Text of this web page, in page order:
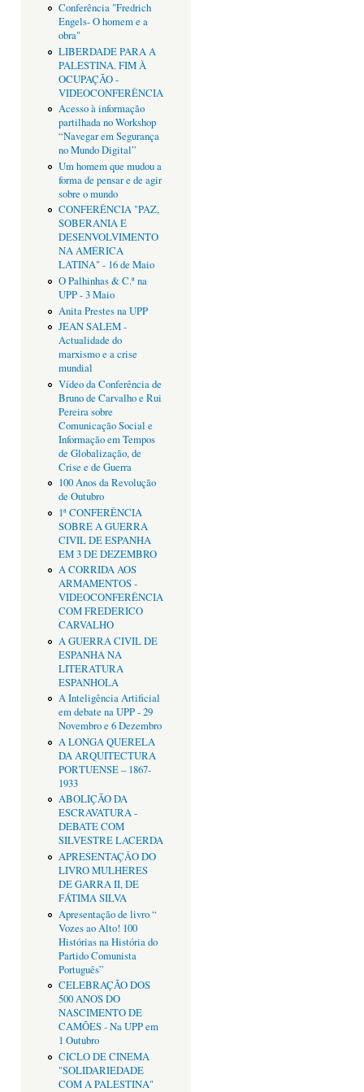
Conferência "Fredrich
Engels- O homem e a
obra"
LIBERDADE PARA A
PALESTINA. FIM À
OCUPAÇÃO -
VIDEOCONFERÊNCIA
Acesso à informação
partilhada no Workshop
“Navegar em Segurança
no Mundo Digital”
Um homem que mudou a
forma de pensar e de agir
sobre o mundo
CONFERÊNCIA "PAZ,
SOBERANIA E
DESENVOLVIMENTO
NA AMÉRICA
LATINA" - 16 de Maio
O Palhinhas & C.ª na
UPP - 3 Maio
Anita Prestes na UPP
JEAN SALEM -
Actualidade do
marxismo e a crise
mundial
Vídeo da Conferência de
Bruno de Carvalho e Rui
Pereira sobre
Comunicação Social e
Informação em Tempos
de Globalização, de
Crise e de Guerra
100 Anos da Revolução
de Outubro
1ª CONFERÊNCIA
SOBRE A GUERRA
CIVIL DE ESPANHA
EM 3 DE DEZEMBRO
A CORRIDA AOS
ARMAMENTOS -
VIDEOCONFERÊNCIA
COM FREDERICO
CARVALHO
A GUERRA CIVIL DE
ESPANHA NA
LITERATURA
ESPANHOLA
A Inteligência Artificial
em debate na UPP - 29
Novembro e 6 Dezembro
A LONGA QUERELA
DA ARQUITECTURA
PORTUENSE – 1867-
1933
ABOLIÇÃO DA
ESCRAVATURA -
DEBATE COM
SILVESTRE LACERDA
APRESENTAÇÂO DO
LIVRO MULHERES
DE GARRA II, DE
FÁTIMA SILVA
Apresentação de livro “
Vozes ao Alto! 100
Histórias na História do
Partido Comunista
Português”
CELEBRAÇÃO DOS
500 ANOS DO
NASCIMENTO DE
CAMÕES - Na UPP em
1 Outubro
CICLO DE CINEMA
"SOLIDARIEDADE
COM A PALESTINA"